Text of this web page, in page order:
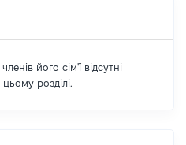
його сім'ї відсутні
розділі.